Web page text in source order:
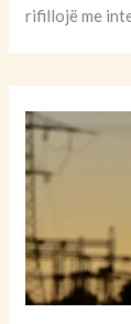
rifillojë me